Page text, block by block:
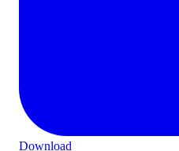
Download